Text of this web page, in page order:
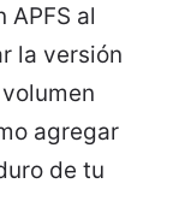
APFS al
la versión
agregar
de tu